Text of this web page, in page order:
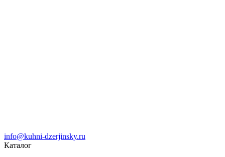
info@kuhni-dzerjinsky.ru
Каталог